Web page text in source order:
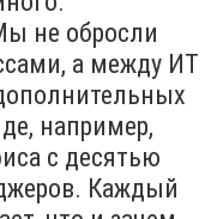
не обросли
а между ИТ
например,
с десятью
Каждый